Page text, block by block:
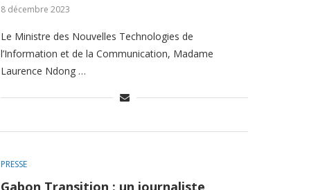
8 décembre 2023
Le Ministre des Nouvelles Technologies de
l’Information et de la Communication, Madame
Laurence Ndong …
PRESSE